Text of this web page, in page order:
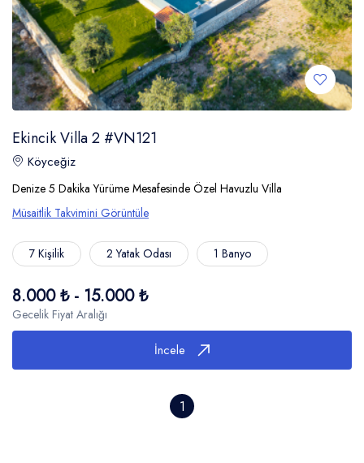
Ekincik Villa 2 #VN121
Köyceğiz
Denize 5 Dakika Yürüme Mesafesinde Özel Havuzlu Villa
Müsaitlik Takvimini Görüntüle
7 Kişilik 2 Yatak Odası 1 Banyo
8.000 ₺ - 15.000 ₺
Gecelik Fiyat Aralığı
İncele
1